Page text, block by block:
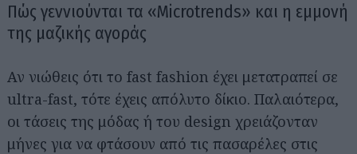
Πώς γεννιούνται τα «Microtrends» και η εμμονή
της μαζικής αγοράς
Αν νιώθεις ότι το fast fashion έχει μετατραπεί σε
ultra-fast, τότε έχεις απόλυτο δίκιο. Παλαιότερα,
οι τάσεις της μόδας ή του design χρειάζονταν
μήνες για να φτάσουν από τις πασαρέλες στις